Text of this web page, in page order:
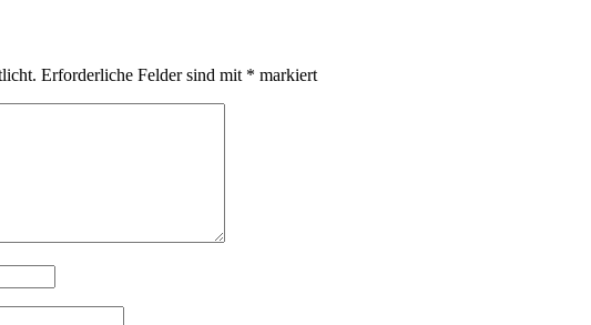
Erforderliche Felder sind mit * markiert